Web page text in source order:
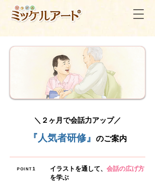
​＼２ヶ月で会話力アップ／
『人気者研修』 のご案内
POINT 1 イラストを通して、 会話の広げ方
を学ぶ